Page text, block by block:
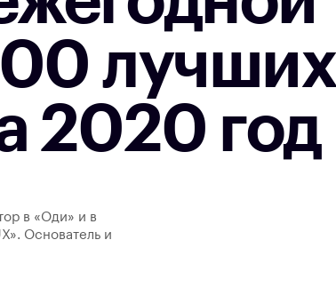
лучших
2020 год
в «Оди» и в
Основатель и